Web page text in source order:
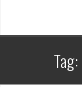
Tag: